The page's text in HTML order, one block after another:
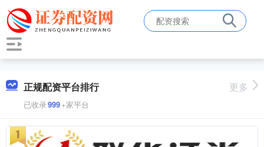
正规配资平台排行
已收录999+家平台
更多